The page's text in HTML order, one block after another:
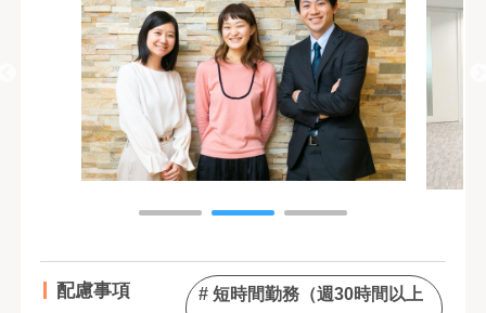
配慮事項
# 短時間勤務（週30時間以上